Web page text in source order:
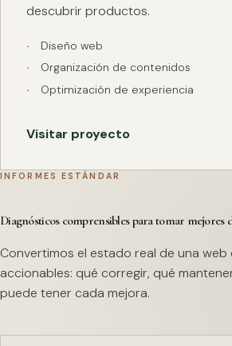
descubrir productos.
Diseño web
Organización de contenidos
Optimización de experiencia
Visitar proyecto
INFORMES ESTÁNDAR
Diagnósticos comprensibles para tomar mejores
Convertimos el estado real de una
accionables: qué corregir, qué
puede tener cada mejora.